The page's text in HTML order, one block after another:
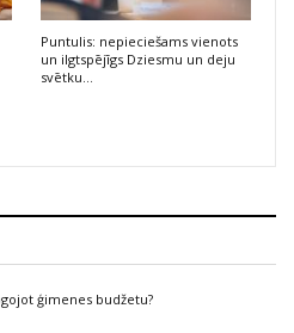
Puntulis: nepieciešams vienots
un ilgtspējīgs Dziesmu un deju
svētku…
ģimenes budžetu?